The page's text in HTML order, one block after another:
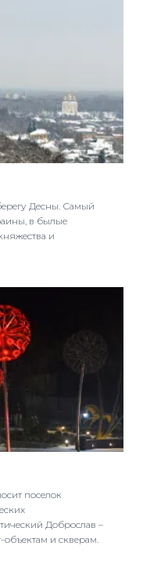
Десны. Самый
в былые
и
поселок
Доброслав –
и скверам.